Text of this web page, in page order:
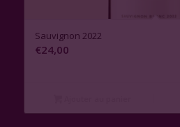
Sauvignon 2022
€24,00